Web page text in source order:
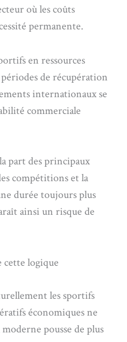
où les coûts
permanente.
en ressources
de récupération
internationaux se
commerciale
part des principaux
compétitions et la
durée toujours plus
ainsi un risque de
cette logique
les sportifs
économiques ne
pousse de plus